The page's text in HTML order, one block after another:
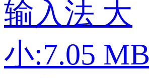
输入法 大
小:7.05 MB